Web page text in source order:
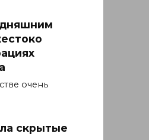
очень
скрытые